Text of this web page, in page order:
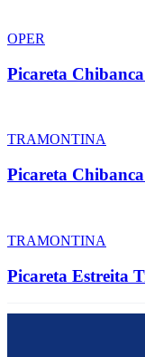
OPER
Picareta
TRAMONTINA
Picareta
TRAMONTINA
Picareta Estreita